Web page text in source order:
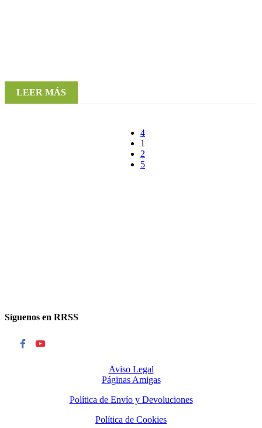
LEER MÁS
1
2
Síguenos en RRSS
Aviso Legal
Páginas Amigas
Política de Envío y Devoluciones
Política de Cookies